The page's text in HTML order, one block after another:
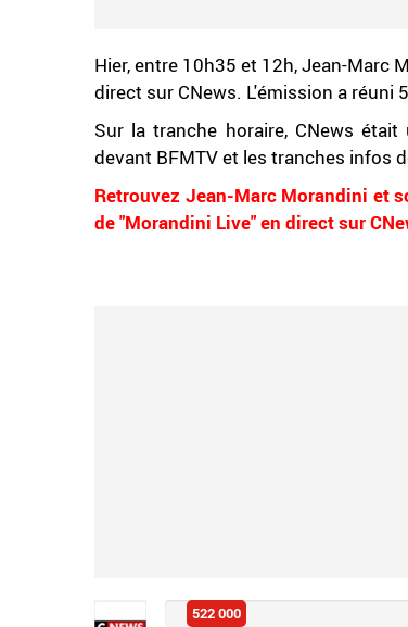
Hier, entre 10h35 et 12h, Jean-Marc
direct sur CNews. L'émission a réuni
Sur la tranche horaire, CNews
devant BFMTV et les tranches infos
Retrouvez Jean-Marc Morandini et
de "Morandini Live" en direct sur
522 000